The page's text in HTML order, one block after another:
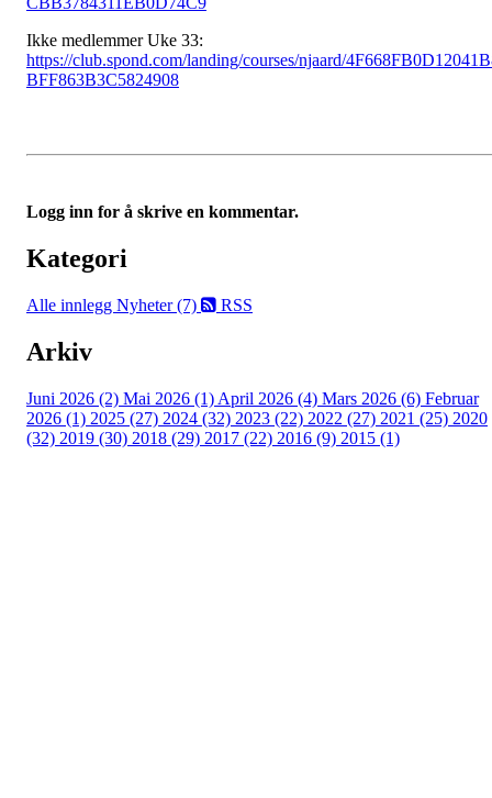
Ikke medlemmer Uke 33:
https://club.spond.com/landing/courses/njaard/
BFF863B3C5824908
Logg inn for å skrive en kommentar.
Kategori
Alle innlegg Nyheter (7) RSS
Arkiv
Juni 2026 (2) Mai 2026 (1) April 2026 (4) Mars 2026 (6) Februar
2026 (1) 2025 (27) 2024 (32) 2023 (22) 2022 (27) 2021 (25) 2020
(32) 2019 (30) 2018 (29) 2017 (22) 2016 (9) 2015 (1)